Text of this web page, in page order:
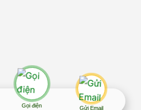
Gọi điện Gửi Email